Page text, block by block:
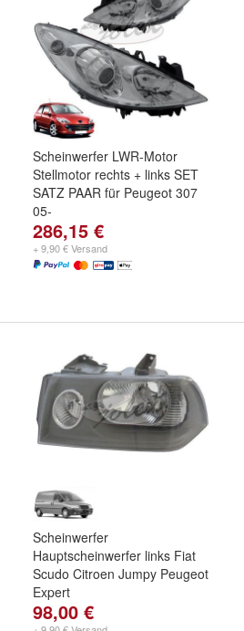
Scheinwerfer LWR-Motor
Stellmotor rechts + links SET
SATZ PAAR für Peugeot 307
05-
286,15 €
+ 9,90 € Versand
Scheinwerfer
Hauptscheinwerfer links Fiat
Scudo Citroen Jumpy Peugeot
Expert
98,00 €